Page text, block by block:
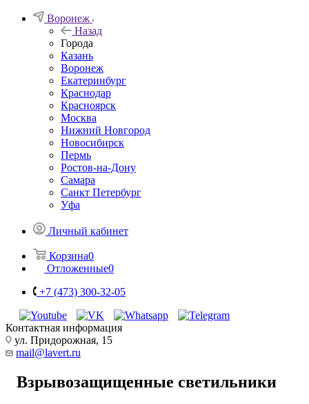
Воронеж
Назад
Города
Казань
Воронеж
Екатеринбург
Краснодар
Красноярск
Москва
Нижний Новгород
Новосибирск
Пермь
Ростов-на-Дону
Самара
Санкт Петербург
Уфа
Личный кабинет
Корзина0
Отложенные0
+7 (473) 300-32-05
Контактная информация
ул. Придорожная, 15
mail@lavert.ru
Взрывозащищенные светильники